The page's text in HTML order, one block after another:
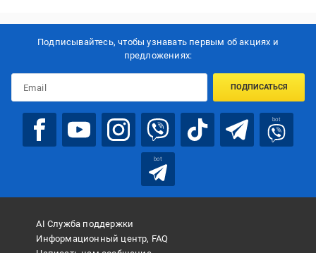
Подписывайтесь, чтобы узнавать первым об акцияx и
предложениях:
ПОДПИСАТЬСЯ
bot
bot
AI Служба поддержки
Информационный центр, FAQ